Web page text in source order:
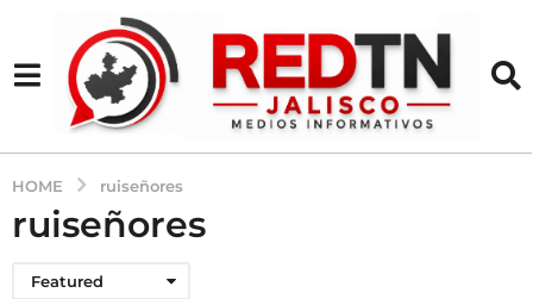
HOME ruiseñores
ruiseñores
Featured